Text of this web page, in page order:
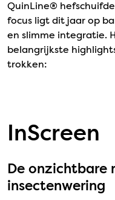
QuinLine®
focus ligt dit jaar op
en slimme integratie.
belangrijkste
trokken:
InScreen
De onzichtbare
insectenwering